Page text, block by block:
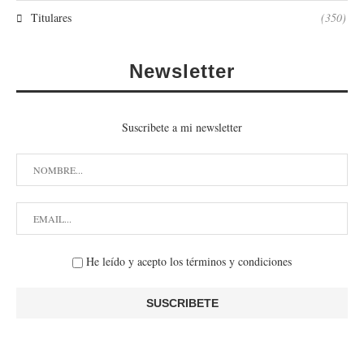
Titulares (350)
Newsletter
Suscribete a mi newsletter
He leído y acepto los términos y condiciones